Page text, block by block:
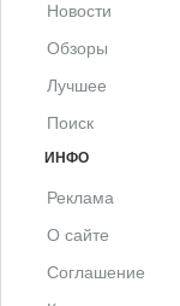
Новости
Обзоры
Лучшее
Поиск
ИНФО
Реклама
О сайте
Соглашение